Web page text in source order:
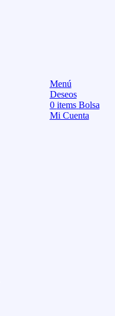
Menú
Deseos
0 items Bolsa
Mi Cuenta